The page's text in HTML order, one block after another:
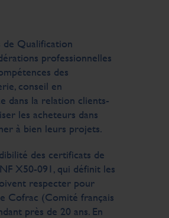
de Qualification
professionnelles
des
conseil en
dans la relation clients-
les acheteurs dans
à bien leurs projets.
des certificats de
X50-091, qui définit les
respecter pour
Cofrac (Comité français
près de 20 ans. En